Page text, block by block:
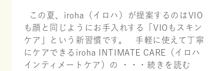
この夏、iroha（イロハ）が提案するのはVIO
も顔と同じようにお手入れする「VIOもスキン
ケア」という新習慣です。 手軽に使えて丁寧
にケアできるiroha INTIMATE CARE（イロハ
インティメートケア）の ・・・ 続きを読む